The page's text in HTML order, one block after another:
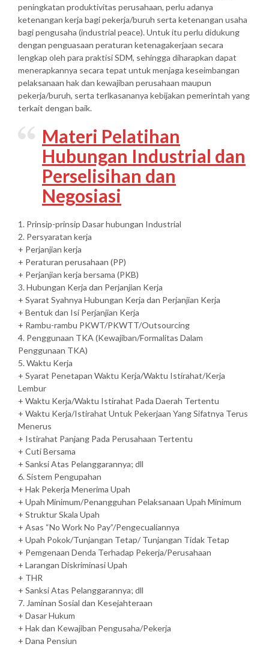
peningkatan produktivitas perusahaan, perlu adanya
ketenangan kerja bagi pekerja/buruh serta ketenangan usaha
bagi pengusaha (industrial peace). Untuk itu perlu didukung
dengan penguasaan peraturan ketenagakerjaan secara
lengkap oleh para praktisi SDM, sehingga diharapkan dapat
menerapkannya secara tepat untuk menjaga keseimbangan
pelaksanaan hak dan kewajiban perusahaan maupun
pekerja/buruh, serta terlkasananya kebijakan pemerintah yang
terkait dengan baik.
Materi Pelatihan
Hubungan Industrial dan
Perselisihan dan
Negosiasi
1. Prinsip-prinsip Dasar hubungan Industrial
2. Persyaratan kerja
+ Perjanjian kerja
+ Peraturan perusahaan (PP)
+ Perjanjian kerja bersama (PKB)
3. Hubungan Kerja dan Perjanjian Kerja
+ Syarat Syahnya Hubungan Kerja dan Perjanjian Kerja
+ Bentuk dan Isi Perjanjian Kerja
+ Rambu-rambu PKWT/PKWTT/Outsourcing
4. Penggunaan TKA (Kewajiban/Formalitas Dalam
Penggunaan TKA)
5. Waktu Kerja
+ Syarat Penetapan Waktu Kerja/Waktu Istirahat/Kerja
Lembur
+ Waktu Kerja/Waktu Istirahat Pada Daerah Tertentu
+ Waktu Kerja/Istirahat Untuk Pekerjaan Yang Sifatnya Terus
Menerus
+ Istirahat Panjang Pada Perusahaan Tertentu
+ Cuti Bersama
+ Sanksi Atas Pelanggarannya; dll
6. Sistem Pengupahan
+ Hak Pekerja Menerima Upah
+ Upah Minimum/Penangguhan Pelaksanaan Upah Minimum
+ Struktur Skala Upah
+ Asas “No Work No Pay”/Pengecualiannya
+ Upah Pokok/Tunjangan Tetap/ Tunjangan Tidak Tetap
+ Pemgenaan Denda Terhadap Pekerja/Perusahaan
+ Larangan Diskriminasi Upah
+ THR
+ Sanksi Atas Pelanggarannya; dll
7. Jaminan Sosial dan Kesejahteraan
+ Dasar Hukum
+ Hak dan Kewajiban Pengusaha/Pekerja
+ Dana Pensiun